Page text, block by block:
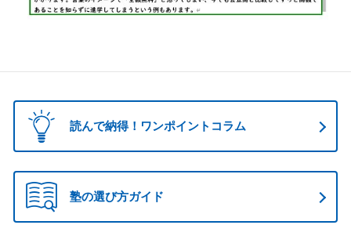
読んで納得！ワンポイントコラム
塾の選び方ガイド